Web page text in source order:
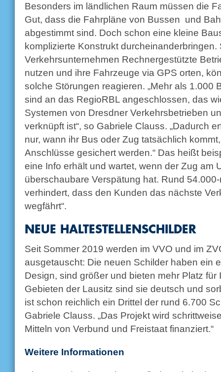
Besonders im ländlichen Raum müssen die
Gut, dass die Fahrpläne von Bussen und
abgestimmt sind. Doch schon eine kleine
komplizierte Konstrukt durcheinanderbringen.
Verkehrsunternehmen Rechnergestützte
nutzen und ihre Fahrzeuge via GPS orten,
solche Störungen reagieren. „Mehr als 1.000
sind an das RegioRBL angeschlossen, das
Systemen von Dresdner Verkehrsbetrieben
verknüpft ist“, so Gabriele Clauss. „Dadurch
nur, wann ihr Bus oder Zug tatsächlich
Anschlüsse gesichert werden.“ Das heißt
eine Info erhält und wartet, wenn der Zug am
überschaubare Verspätung hat. Rund
verhindert, dass den Kunden das nächste
wegfährt“.
NEUE HALTESTELLENSCHILDER
Seit Sommer 2019 werden im VVO und im
ausgetauscht: Die neuen Schilder haben ein
Design, sind größer und bieten mehr Platz für
Gebieten der Lausitz sind sie deutsch und
ist schon reichlich ein Drittel der rund 6.700
Gabriele Clauss. „Das Projekt wird
Mitteln von Verbund und Freistaat finanziert.“
Weitere Informationen